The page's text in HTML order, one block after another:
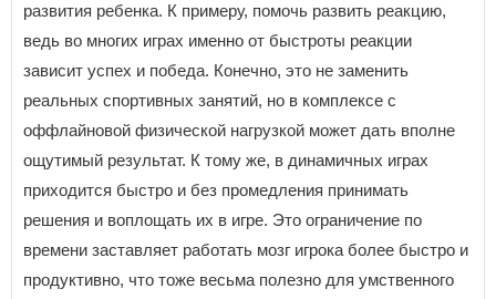
развития ребенка. К примеру, помочь развить реакцию,
ведь во многих играх именно от быстроты реакции
зависит успех и победа. Конечно, это не заменить
реальных спортивных занятий, но в комплексе с
оффлайновой физической нагрузкой может дать вполне
ощутимый результат. К тому же, в динамичных играх
приходится быстро и без промедления принимать
решения и воплощать их в игре. Это ограничение по
времени заставляет работать мозг игрока более быстро и
продуктивно, что тоже весьма полезно для умственного